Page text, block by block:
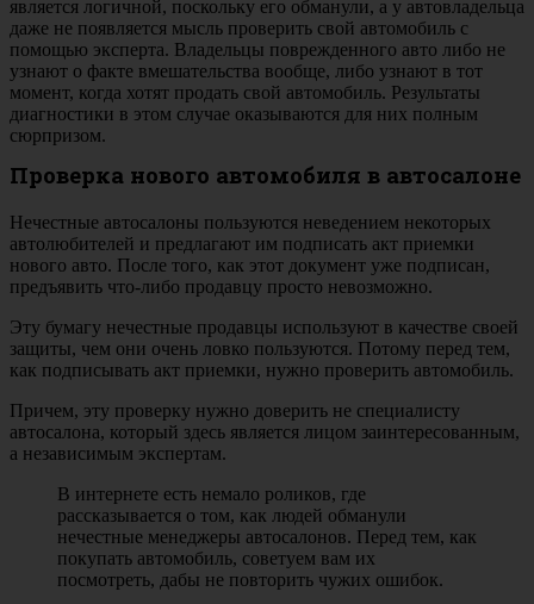
является логичной, поскольку его обманули, а у автовладельца
даже не появляется мысль проверить свой автомобиль с
помощью эксперта. Владельцы поврежденного авто либо не
узнают о факте вмешательства вообще, либо узнают в тот
момент, когда хотят продать свой автомобиль. Результаты
диагностики в этом случае оказываются для них полным
сюрпризом.
Проверка нового автомобиля в автосалоне
Нечестные автосалоны пользуются неведением некоторых
автолюбителей и предлагают им подписать акт приемки
нового авто. После того, как этот документ уже подписан,
предъявить что-либо продавцу просто невозможно.
Эту бумагу нечестные продавцы используют в качестве своей
защиты, чем они очень ловко пользуются. Потому перед тем,
как подписывать акт приемки, нужно проверить автомобиль.
Причем, эту проверку нужно доверить не специалисту
автосалона, который здесь является лицом заинтересованным,
а независимым экспертам.
В интернете есть немало роликов, где
рассказывается о том, как людей обманули
нечестные менеджеры автосалонов. Перед тем, как
покупать автомобиль, советуем вам их
посмотреть, дабы не повторить чужих ошибок.